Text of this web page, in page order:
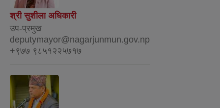
श्री सुशीला अधिकारी
उप-प्रमुख
deputymayor@nagarjunmun.gov.np
+९७७ ९८५१२२५७१७